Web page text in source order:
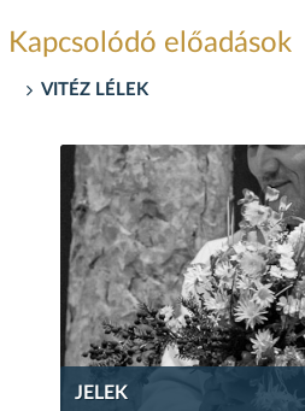
Kapcsolódó előadások
VITÉZ LÉLEK
JELEK